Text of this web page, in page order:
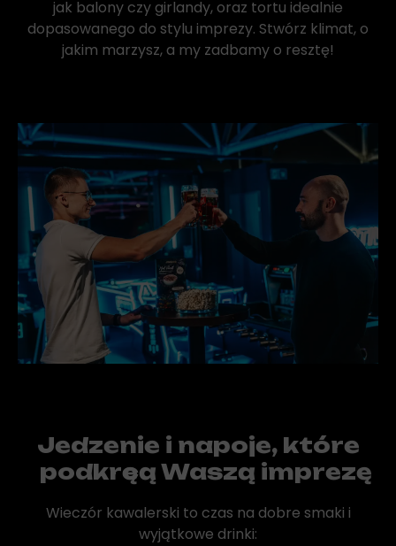
jak balony czy girlandy, oraz tortu idealnie
dopasowanego do stylu imprezy. Stwórz klimat, o
jakim marzysz, a my zadbamy o resztę!
Jedzenie i napoje, które
podkręcą Waszą imprezę
Wieczór kawalerski to czas na dobre smaki i
wyjątkowe drinki: